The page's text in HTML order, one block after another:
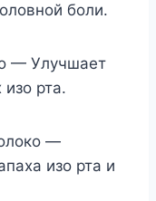
боли.
— Улучшает
рта.
—
изо рта и